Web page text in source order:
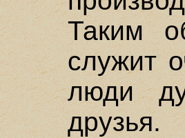
Таким
служит
люди